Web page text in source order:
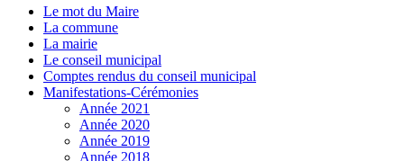
Le mot du Maire
La commune
La mairie
Le conseil municipal
Comptes rendus du conseil municipal
Manifestations-Cérémonies
Année 2021
Année 2020
Année 2019
Année 2018